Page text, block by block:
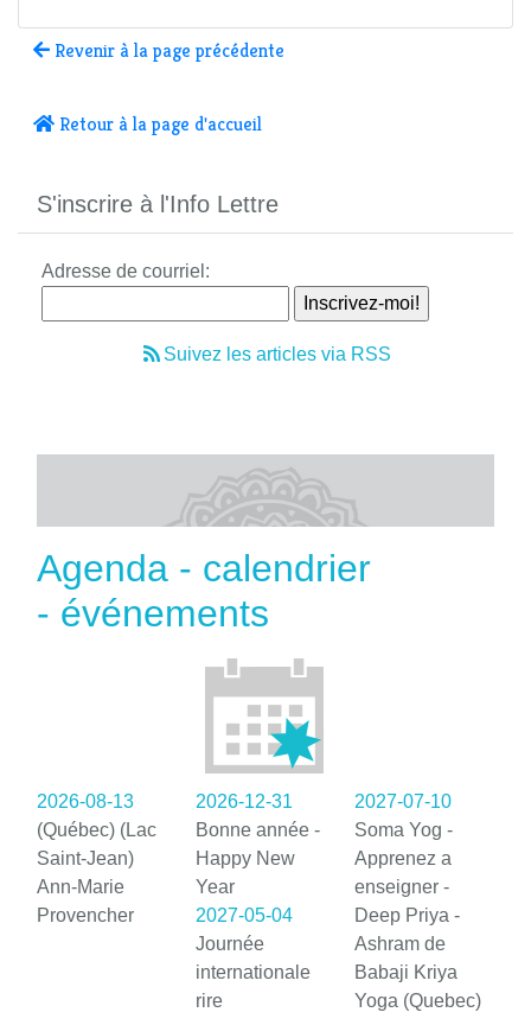
Revenir à la page précédente
Retour à la page d'accueil
S'inscrire à l'Info Lettre
Adresse de courriel:
Suivez les articles via RSS
Agenda - calendrier
- événements
2026-08-13
(Québec) (Lac
Saint-Jean)
Ann-Marie
Provencher
2026-12-31
Bonne année -
Happy New
Year
2027-05-04
Journée
internationale
rire
2027-07-10
Soma Yog -
Apprenez a
enseigner -
Deep Priya -
Ashram de
Babaji Kriya
Yoga (Quebec)